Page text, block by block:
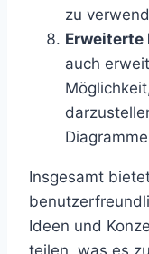
zu
Erweiterte
auch
Insgesamt
Ideen und
teilen, was es